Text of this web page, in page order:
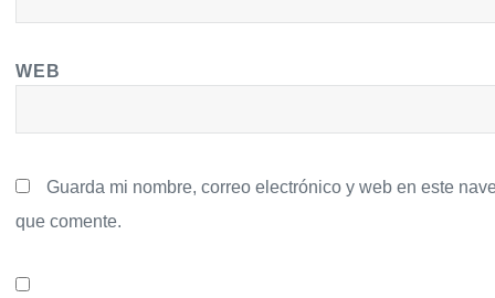
WEB
Guarda mi nombre, correo electrónico y web en este
que comente.